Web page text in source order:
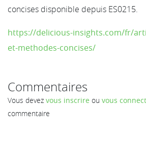
concises disponible depuis ES0215.
https://delicious-insights.com/fr/
et-methodes-concises/
Commentaires
Vous devez vous inscrire ou vous
commentaire